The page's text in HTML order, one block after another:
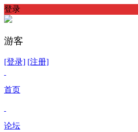
登录
游客
[登录] [注册]
首页
论坛